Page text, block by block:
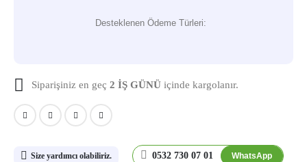
Desteklenen Ödeme Türleri:
Siparişiniz en geç 2 İŞ GÜNÜ içinde kargolanır.
Size yardımcı olabiliriz. 0532 730 07 01 WhatsApp